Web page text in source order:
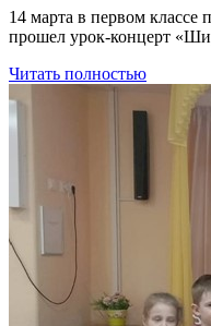
14 марта в первом
прошел урок-концерт
Читать полностью